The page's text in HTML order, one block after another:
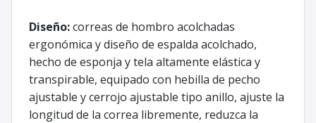
Diseño:correas de hombro acolchadas
ergonómica y diseño de espalda acolchado,
hecho de esponja y tela altamente elástica y
transpirable, equipado con hebilla de pecho
ajustable y cerrojo ajustable tipo anillo, ajuste la
longitud de la correa libremente, reduzca la